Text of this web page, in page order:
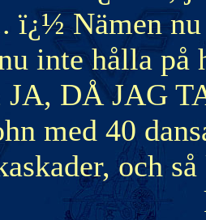
ï¿½ Nämen
inte hålla på
DÅ JAG
med 40
och